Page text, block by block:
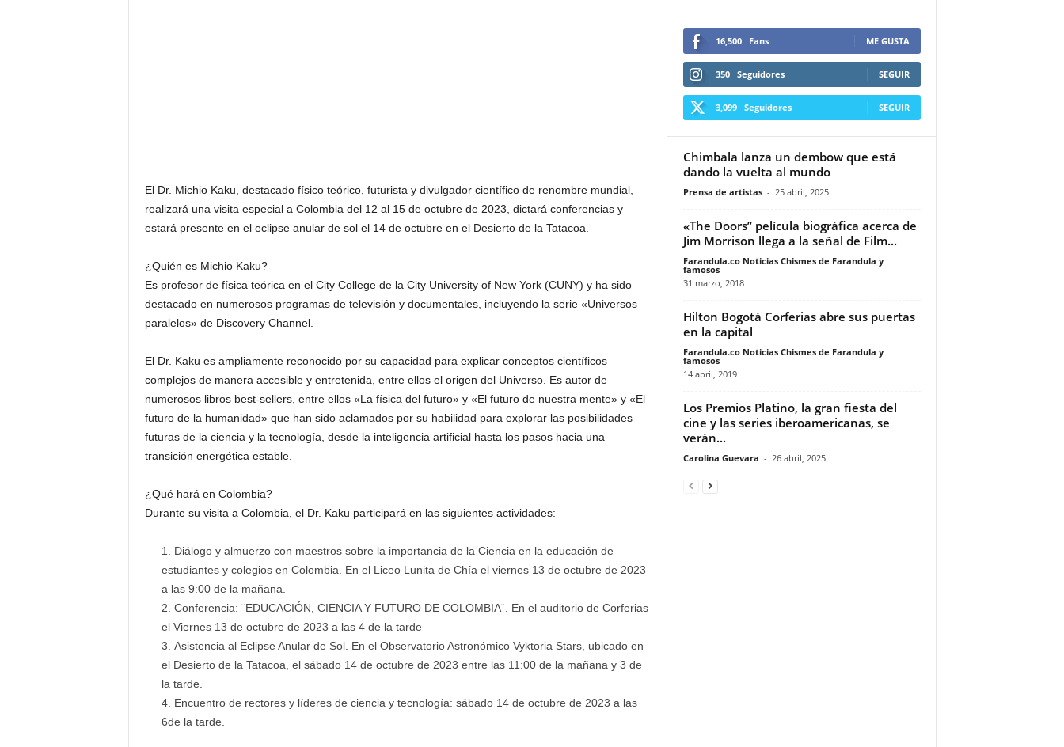
El Dr. Michio Kaku, destacado físico teórico, futurista y divulgador científico de renombre mundial,
realizará una visita especial a Colombia del 12 al 15 de octubre de 2023, dictará conferencias y
estará presente en el eclipse anular de sol el 14 de octubre en el Desierto de la Tatacoa.
¿Quién es Michio Kaku?
Es profesor de física teórica en el City College de la City University of New York (CUNY) y ha sido
destacado en numerosos programas de televisión y documentales, incluyendo la serie «Universos
paralelos» de Discovery Channel.
El Dr. Kaku es ampliamente reconocido por su capacidad para explicar conceptos científicos
complejos de manera accesible y entretenida, entre ellos el origen del Universo. Es autor de
numerosos libros best-sellers, entre ellos «La física del futuro» y «El futuro de nuestra mente» y «El
futuro de la humanidad» que han sido aclamados por su habilidad para explorar las posibilidades
futuras de la ciencia y la tecnología, desde la inteligencia artificial hasta los pasos hacia una
transición energética estable.
¿Qué hará en Colombia?
Durante su visita a Colombia, el Dr. Kaku participará en las siguientes actividades:
Diálogo y almuerzo con maestros sobre la importancia de la Ciencia en la educación de
estudiantes y colegios en Colombia. En el Liceo Lunita de Chía el viernes 13 de octubre de 2023
a las 9:00 de la mañana.
Conferencia: ¨EDUCACIÓN, CIENCIA Y FUTURO DE COLOMBIA¨. En el auditorio de Corferias
el Viernes 13 de octubre de 2023 a las 4 de la tarde
Asistencia al Eclipse Anular de Sol. En el Observatorio Astronómico Vyktoria Stars, ubicado en
el Desierto de la Tatacoa, el sábado 14 de octubre de 2023 entre las 11:00 de la mañana y 3 de
la tarde.
Encuentro de rectores y líderes de ciencia y tecnología: sábado 14 de octubre de 2023 a las
6de la tarde.
16,500 Fans ME GUSTA
350 Seguidores SEGUIR
3,099 Seguidores SEGUIR
Chimbala lanza un dembow que está
dando la vuelta al mundo
Prensa de artistas - 25 abril, 2025
«The Doors” película biográfica acerca de
Jim Morrison llega a la señal de Film...
Farandula.co Noticias Chismes de Farandula y
famosos -
31 marzo, 2018
Hilton Bogotá Corferias abre sus puertas
en la capital
Farandula.co Noticias Chismes de Farandula y
famosos -
14 abril, 2019
Los Premios Platino, la gran fiesta del
cine y las series iberoamericanas, se
verán...
Carolina Guevara - 26 abril, 2025